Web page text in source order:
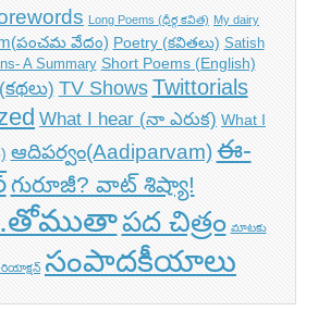
Long Poems (ధీర్గ కవిత) My dairy
వేదం) Poetry (కవితలు) Satish
A Summary Short Poems (English)
TV Shows Twittorials
What I hear (నా ఎరుక) What I
ఆదిపర్వం(Aadiparvam) ఈ-
గురూజీ? వాట్ శిష్యా!
పద చిత్రం మాటకు
సంపాదకీయాలు